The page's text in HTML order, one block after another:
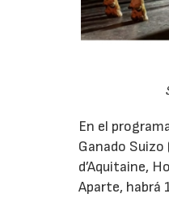
En el
Ganado
d’Aquitaine,
Aparte, habrá